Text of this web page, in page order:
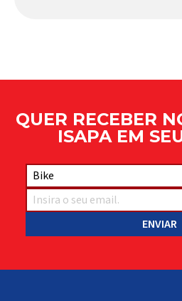
QUER RECEBER
ISAPA EM